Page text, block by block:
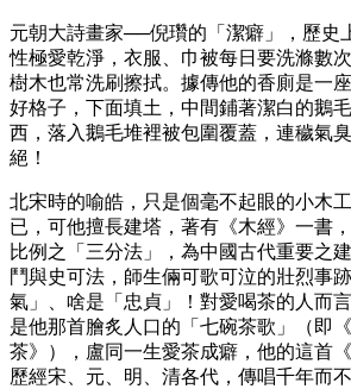
元朝大詩畫家──倪瓚的「潔癖」，歷史
性極愛乾淨，衣服、巾被每日要洗滌數
樹木也常洗刷擦拭。據傳他的香廁是一
好格子，下面填土，中間鋪著潔白的鵝
西，落入鵝毛堆裡被包圍覆蓋，連穢氣
絕！
北宋時的喻皓，只是個毫不起眼的小木
已，可他擅長建塔，著有《木經》一書
比例之「三分法」，為中國古代重要之
鬥與史可法，師生倆可歌可泣的壯烈事
氣」、啥是「忠貞」！對愛喝茶的人而
是他那首膾炙人口的「七碗茶歌」（即
茶》），盧同一生愛茶成癖，他的這首
歷經宋、元、明、清各代，傳唱千年而